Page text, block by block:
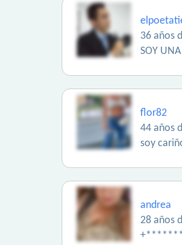
36 años
SOY
flor82
44 años
soy
andrea
28 años